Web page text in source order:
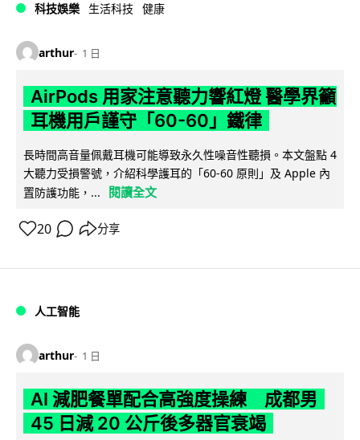
科技娛樂 生活科技 健康
arthur 1 日
AirPods 用家注意聽力響紅燈 醫學界籲
耳機用戶謹守「60-60」鐵律
長時間高音量佩戴耳機可能導致永久性噪音性聽損。本文盤點 4
大聽力受損警號，介紹科學護耳的「60-60 原則」及 Apple 內
置防護功能，...
閱讀全文
20 分享
人工智能
arthur 1 日
AI 減肥餐單配合高強度操練 成都男
45 日減 20 公斤後多器官衰竭